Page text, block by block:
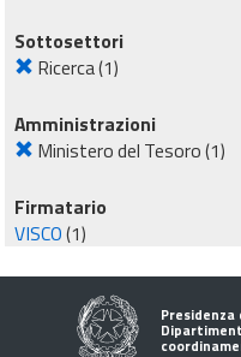
Sottosettori
Ricerca(1)
Amministrazioni
Ministero del Tesoro(1)
Firmatario
VISCO(1)